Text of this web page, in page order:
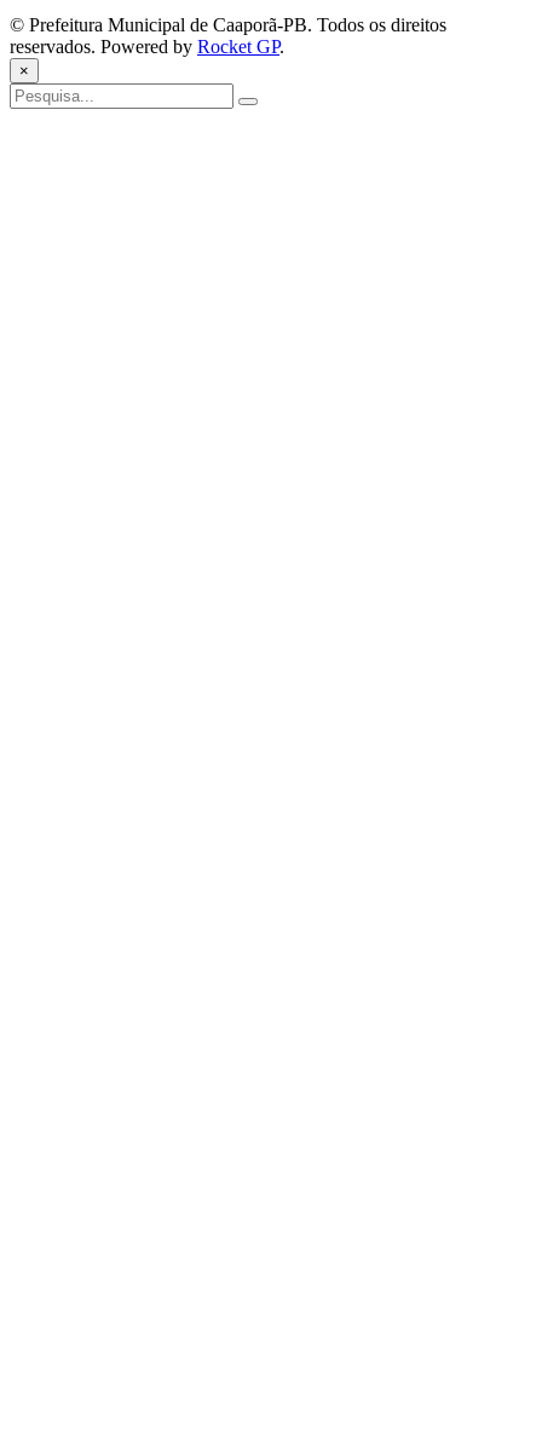
© Prefeitura Municipal de Caaporã-PB. Todos os direitos
reservados. Powered by Rocket GP.
×